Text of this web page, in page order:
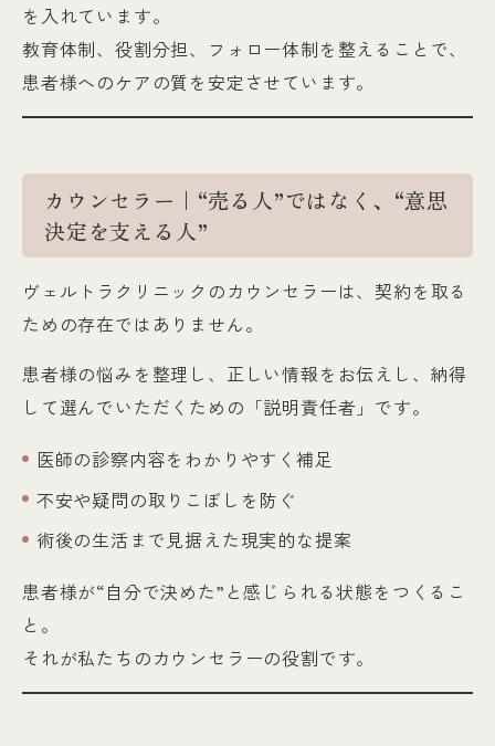
を入れています。
教育体制、役割分担、フォロー体制を整えることで、
患者様へのケアの質を安定させています。
カウンセラー｜“売る人”ではなく、“意思
決定を支える人”
ヴェルトラクリニックのカウンセラーは、契約を取る
ための存在ではありません。
患者様の悩みを整理し、正しい情報をお伝えし、納得
して選んでいただくための「説明責任者」です。
医師の診察内容をわかりやすく補足
不安や疑問の取りこぼしを防ぐ
術後の生活まで見据えた現実的な提案
患者様が“自分で決めた”と感じられる状態をつくるこ
と。
それが私たちのカウンセラーの役割です。